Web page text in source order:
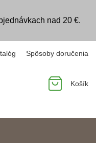
nad 20 €.
Spôsoby doručenia
Košík